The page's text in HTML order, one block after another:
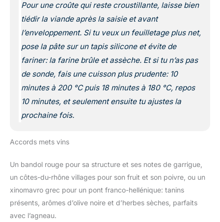
Pour une croûte qui reste croustillante, laisse bien
tiédir la viande après la saisie et avant
l’enveloppement. Si tu veux un feuilletage plus net,
pose la pâte sur un tapis silicone et évite de
fariner: la farine brûle et assèche. Et si tu n’as pas
de sonde, fais une cuisson plus prudente: 10
minutes à 200 °C puis 18 minutes à 180 °C, repos
10 minutes, et seulement ensuite tu ajustes la
prochaine fois.
Accords mets vins
Un bandol rouge pour sa structure et ses notes de garrigue,
un côtes-du-rhône villages pour son fruit et son poivre, ou un
xinomavro grec pour un pont franco-hellénique: tanins
présents, arômes d’olive noire et d’herbes sèches, parfaits
avec l’agneau.